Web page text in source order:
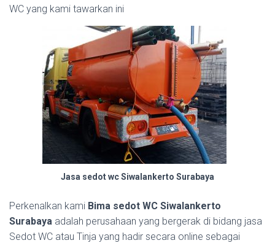
WC yang kami tawarkan ini
Jasa sedot wc Siwalankerto Surabaya
Perkenalkan kami Bima sedot WC Siwalankerto
Surabaya adalah perusahaan yang bergerak di bidang jasa
Sedot WC atau Tinja yang hadir secara online sebagai